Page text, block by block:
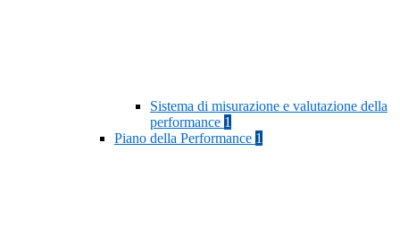
Sistema di misurazione e valutazione della
performance 1
Piano della Performance 1